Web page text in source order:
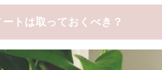
トは取っておくべき？